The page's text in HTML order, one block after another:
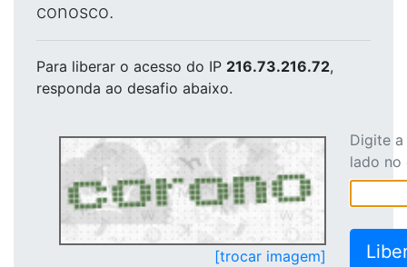
conosco.
Para liberar o acesso do IP 216.73.216.72,
responda ao desafio abaixo.
[trocar imagem]
Digite
lado no